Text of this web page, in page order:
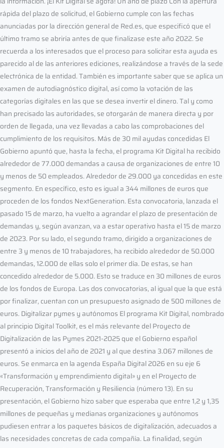
rápida del plazo de solicitud, el Gobierno cumple con las fechas
anunciadas por la dirección general de Red.es, que especificó que el
último tramo se abriría antes de que finalizase este año 2022. Se
recuerda a los interesados que el proceso para solicitar esta ayuda es
parecido al de las anteriores ediciones, realizándose a través de la sede
electrónica de la entidad. También es importante saber que se aplica un
examen de autodiagnóstico digital, así como la votación de las
categorías digitales en las que se desea invertir el dinero. Tal y como
han precisado las autoridades, se otorgarán de manera directa y por
orden de llegada, una vez llevadas a cabo las comprobaciones del
cumplimiento de los requisitos. Más de 30 mil ayudas concedidas El
Gobierno apuntó que, hasta la fecha, el programa Kit Digital ha recibido
alrededor de 77.000 demandas a causa de organizaciones de entre 10
y menos de 50 empleados. Alrededor de 29.000 ya concedidas en este
segmento. En específico, esto es igual a 344 millones de euros que
proceden de los fondos NextGeneration. Esta convocatoria, lanzada el
pasado 15 de marzo, ha vuelto a agrandar el plazo de presentación de
demandas y, según avanzan, va a estar operativo hasta el 15 de marzo
de 2023. Por su lado, el segundo tramo, dirigido a organizaciones de
entre 3 y menos de 10 trabajadores, ha recibido alrededor de 50.000
demandas, 12.000 de ellas solo el primer día. De estas, se han
concedido alrededor de 5.000. Esto se traduce en 30 millones de euros
de los fondos de Europa. Las dos convocatorias, al igual que la que está
por finalizar, cuentan con un presupuesto asignado de 500 millones de
euros. Digitalizar pymes y autónomos El programa Kit Digital, nombrado
al principio Digital Toolkit, es el más relevante del Proyecto de
Digitalización de las Pymes 2021-2025 que el Gobierno español
presentó a inicios del año de 2021 y al que destina 3.067 millones de
euros. Se enmarca en la agenda España Digital 2026 en su eje 6
«Transformación y emprendimiento digital» y en el Proyecto de
Recuperación, Transformación y Resiliencia (número 13). En su
presentación, el Gobierno hizo saber que esperaba que entre 1,2 y 1,35
millones de pequeñas y medianas organizaciones y autónomos
pudiesen entrar a los paquetes básicos de digitalización, adecuados a
las necesidades concretas de cada compañía. La finalidad, según